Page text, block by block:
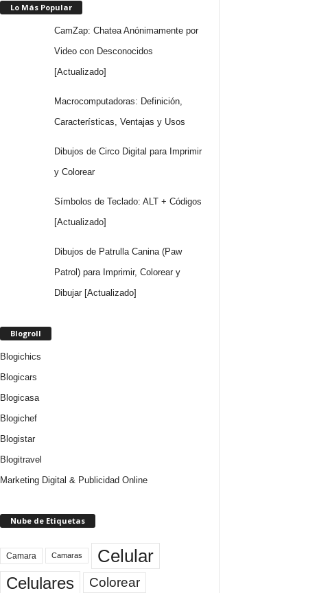
Lo Más Popular
CamZap: Chatea Anónimamente por
Video con Desconocidos
[Actualizado]
Macrocomputadoras: Definición,
Características, Ventajas y Usos
Dibujos de Circo Digital para Imprimir
y Colorear
Símbolos de Teclado: ALT + Códigos
[Actualizado]
Dibujos de Patrulla Canina (Paw
Patrol) para Imprimir, Colorear y
Dibujar [Actualizado]
Blogroll
Blogichics
Blogicars
Blogicasa
Blogichef
Blogistar
Blogitravel
Marketing Digital & Publicidad Online
Nube de Etiquetas
Camara Camaras Celular
Celulares Colorear